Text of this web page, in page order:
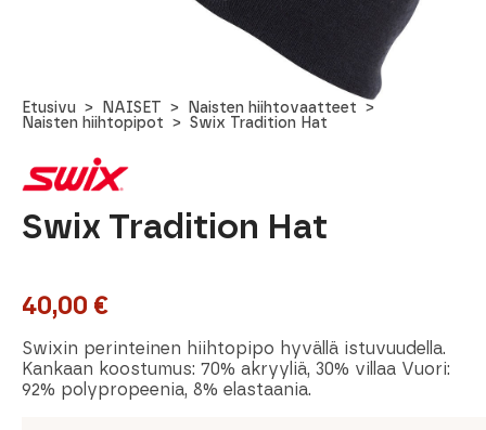
Etusivu NAISET
Naisten hiihtovaatteet
Naisten hiihtopipot
Swix Tradition Hat
Swix Tradition Hat
40,00 €
Swixin perinteinen hiihtopipo hyvällä istuvuudella.
Kankaan koostumus: 70% akryyliä, 30% villaa Vuori:
92% polypropeenia, 8% elastaania.